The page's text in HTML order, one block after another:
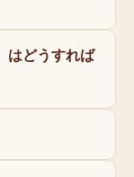
はどうすれば